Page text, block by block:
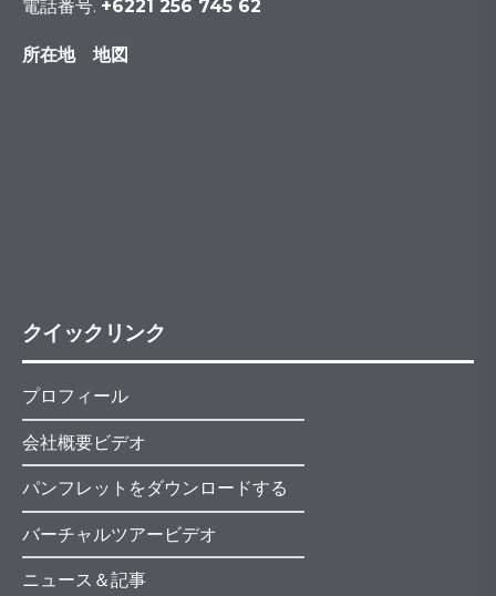
電話番号. +6221 256 745 62
所在地 地図
クイックリンク
プロフィール
会社概要ビデオ
パンフレットをダウンロードする
バーチャルツアービデオ
ニュース＆記事